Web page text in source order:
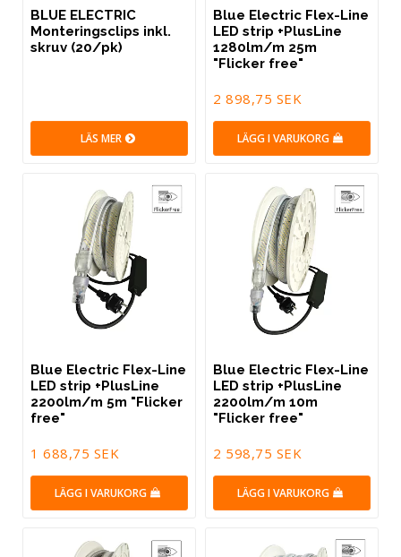
BLUE ELECTRIC
Monteringsclips inkl.
skruv (20/pk)
LÄS MER
Blue Electric Flex-Line
LED strip +PlusLine
1280lm/m 25m
"Flicker free"
2 898,75 SEK
LÄGG I VARUKORG
Blue Electric Flex-Line
LED strip +PlusLine
2200lm/m 5m "Flicker
free"
1 688,75 SEK
LÄGG I VARUKORG
Blue Electric Flex-Line
LED strip +PlusLine
2200lm/m 10m
"Flicker free"
2 598,75 SEK
LÄGG I VARUKORG